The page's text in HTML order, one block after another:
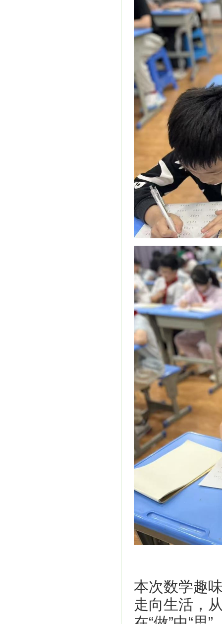
本次数学趣
走向生活，